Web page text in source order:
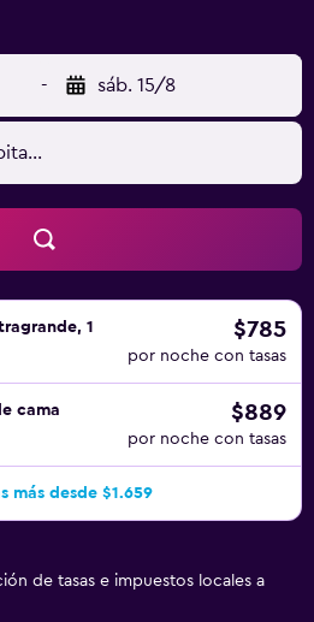
gratuitos. Los huéspedes
gracias a nuestro acceso a
para las personas de
y cajas fuertes, además de
locales gratuitas (pueden
habitaciones también incluyen
y botella de agua gratuita. Se
nocturno y servicio de
posible solicitar juegos de cama
de ocio y esparcimiento en
al aire libre. Se pueden
ocio y esparcimiento que se
o cerca del
se aplique un recargo).
- sáb. 15/8
1
$785
por noche con tasas
cama
$889
por noche con tasas
más desde $1.659
de tasas e impuestos locales a